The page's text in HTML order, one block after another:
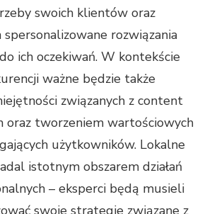
swoich klientów oraz
spersonalizowane rozwiązania
ich oczekiwań. W kontekście
ważne będzie także
związanych z content
oraz tworzeniem wartościowych
użytkowników. Lokalne
istotnym obszarem działań
– eksperci będą musieli
swoje strategie związane z